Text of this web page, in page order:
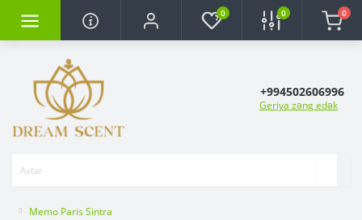
0 0 0
+994502606996
Geriya zəng edək
Memo Paris Sintra